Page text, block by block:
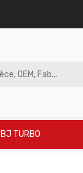
BJ TURBO